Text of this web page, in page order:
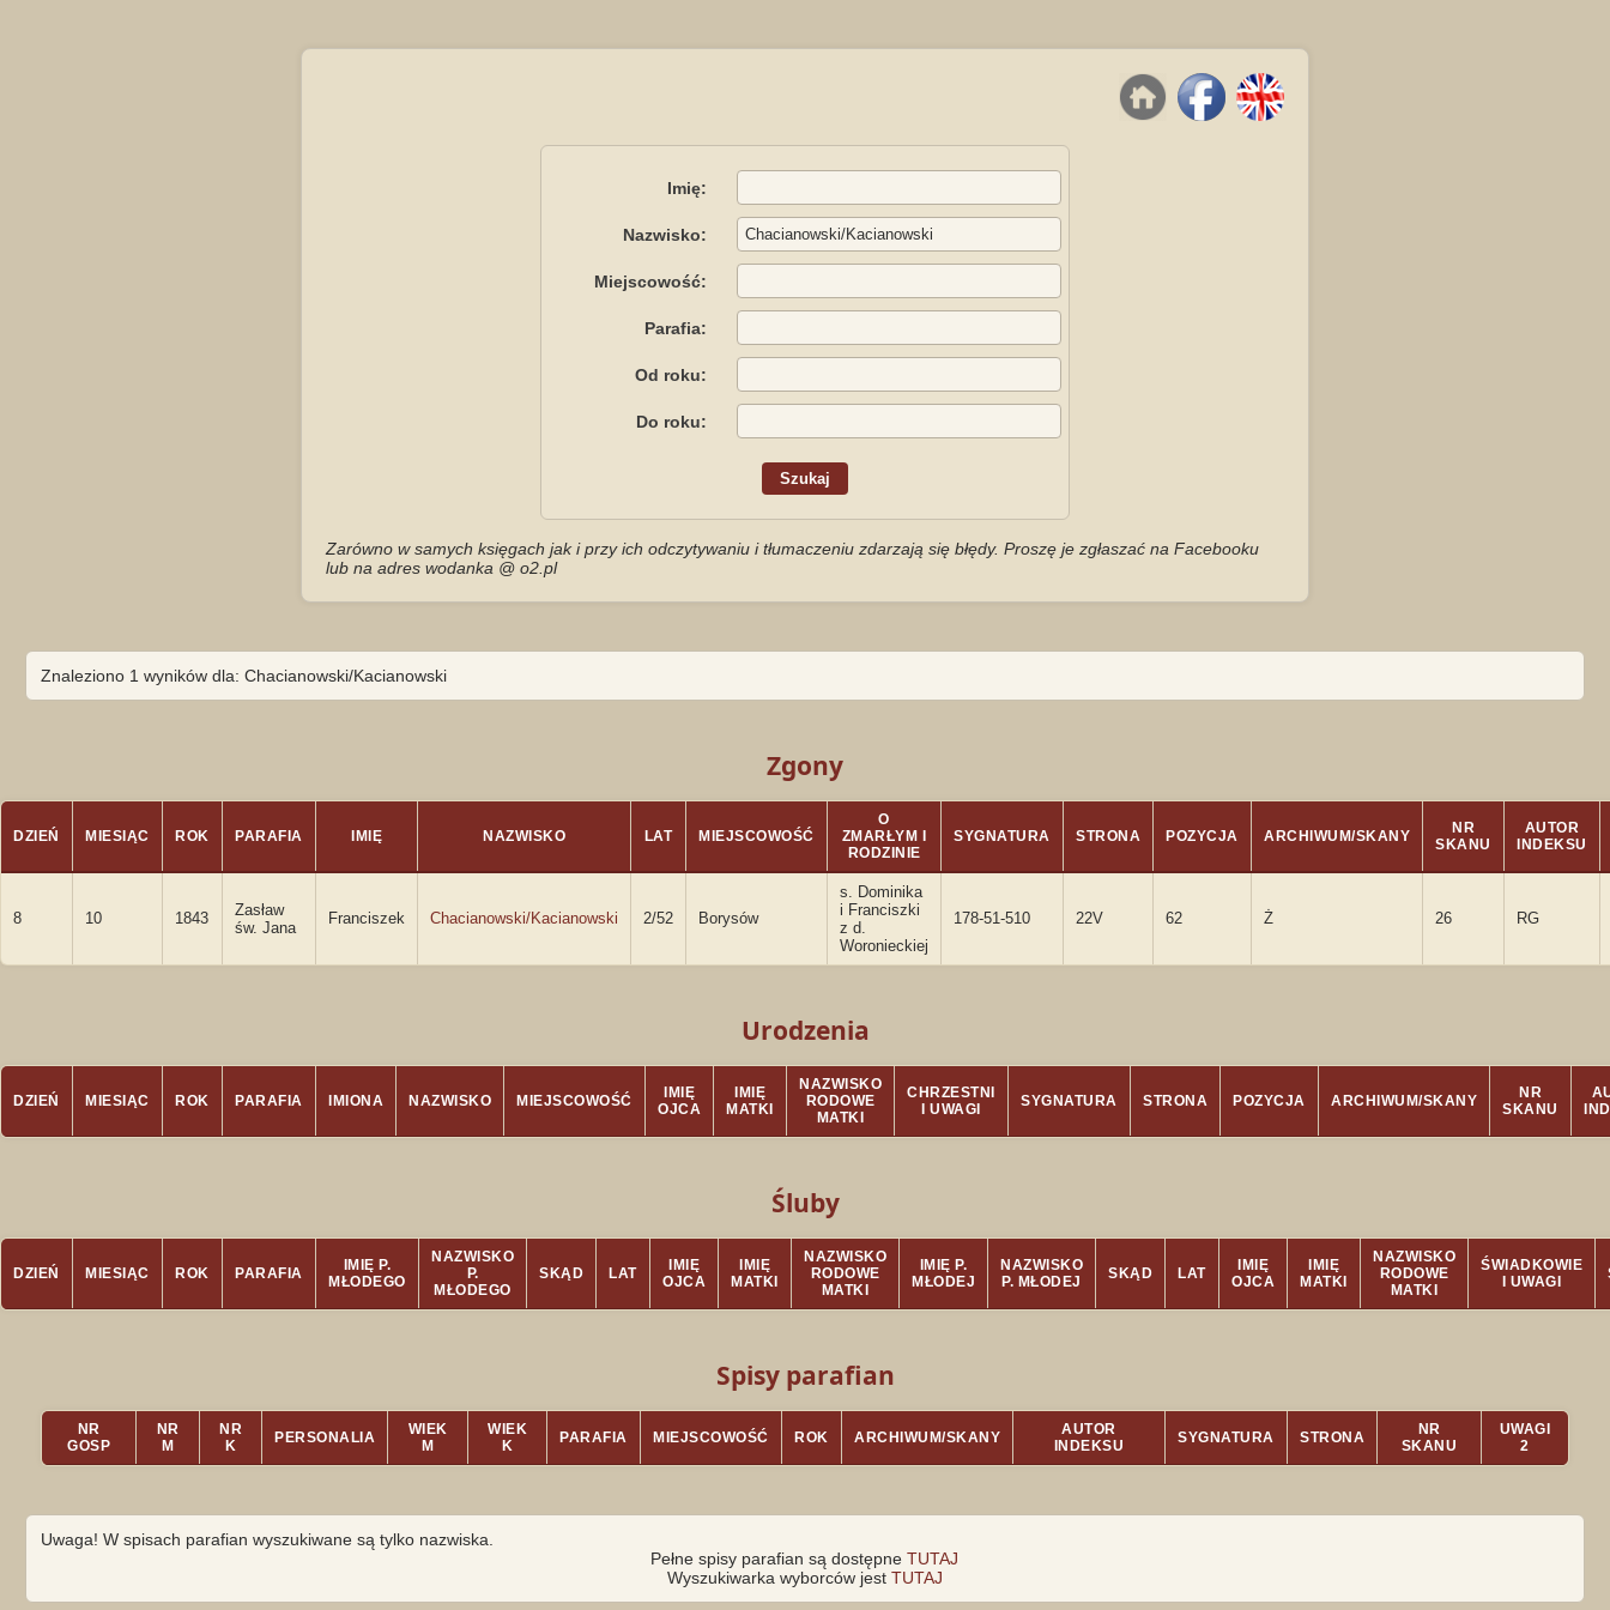
Imię:
Nazwisko:
Miejscowość:
Parafia:
Od roku:
Do roku:
Zarówno w samych księgach jak i przy ich odczytywaniu i tłumaczeniu zdarzają się błędy. Proszę je zgłaszać na Facebooku
lub na adres wodanka @ o2.pl
Znaleziono 1 wyników dla: Chacianowski/Kacianowski
Zgony
DZIEŃ MIESIĄC ROK PARAFIA IMIĘ NAZWISKO LAT MIEJSCOWOŚĆ
O
ZMARŁYM I
RODZINIE
SYGNATURA STRONA POZYCJA ARCHIWUM/SKANY
NR
SKANU
AUTOR
INDEKSU
8 10 1843
Zasław
św. Jana
Franciszek Chacianowski/Kacianowski 2/52 Borysów
s. Dominika
i Franciszki
z d.
Woronieckiej
178-51-510 22V 62 Ż 26 RG
Urodzenia
DZIEŃ MIESIĄC ROK PARAFIA IMIONA NAZWISKO MIEJSCOWOŚĆ
IMIĘ
OJCA
IMIĘ
MATKI
NAZWISKO
RODOWE
MATKI
CHRZESTNI
I UWAGI
SYGNATURA STRONA POZYCJA ARCHIWUM/SKANY
NR
SKANU
Śluby
DZIEŃ MIESIĄC ROK PARAFIA
IMIĘ P.
MŁODEGO
NAZWISKO
P.
MŁODEGO
SKĄD LAT
IMIĘ
OJCA
IMIĘ
MATKI
NAZWISKO
RODOWE
MATKI
IMIĘ P.
MŁODEJ
NAZWISKO
P. MŁODEJ
SKĄD LAT
IMIĘ
OJCA
IMIĘ
MATKI
NAZWISKO
RODOWE
MATKI
ŚWIADKOWIE
I UWAGI
Spisy parafian
NR
GOSP
NR
M
NR
K
PERSONALIA
WIEK
M
WIEK
K
PARAFIA MIEJSCOWOŚĆ ROK ARCHIWUM/SKANY
AUTOR
INDEKSU
SYGNATURA STRONA
NR
SKANU
UWAGI
2
Uwaga! W spisach parafian wyszukiwane są tylko nazwiska.
Pełne spisy parafian są dostępneTUTAJ
Wyszukiwarka wyborców jest TUTAJ